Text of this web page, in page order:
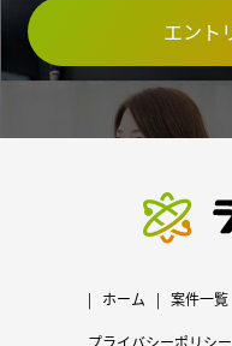
エント
ホーム 案件一覧